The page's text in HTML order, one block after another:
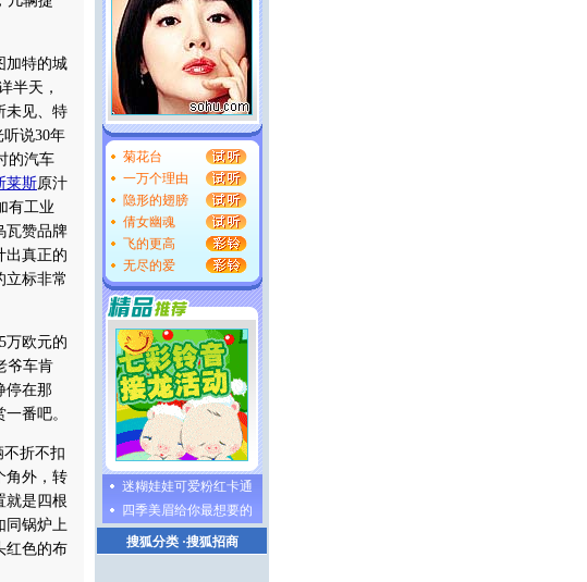
加特的城
半天，
未见、特
听说30年
的汽车
莱斯原汁
有工业
瓦赞品牌
出真正的
立标非常
欧元的
爷车肯
停在那
番吧。
折不扣
角外，转
就是四根
同锅炉上
红色的布
菊花台
一万个理由
隐形的翅膀
倩女幽魂
飞的更高
无尽的爱
迷糊娃娃可爱粉红卡通
四季美眉给你最想要的
搜狐分类·搜狐招商